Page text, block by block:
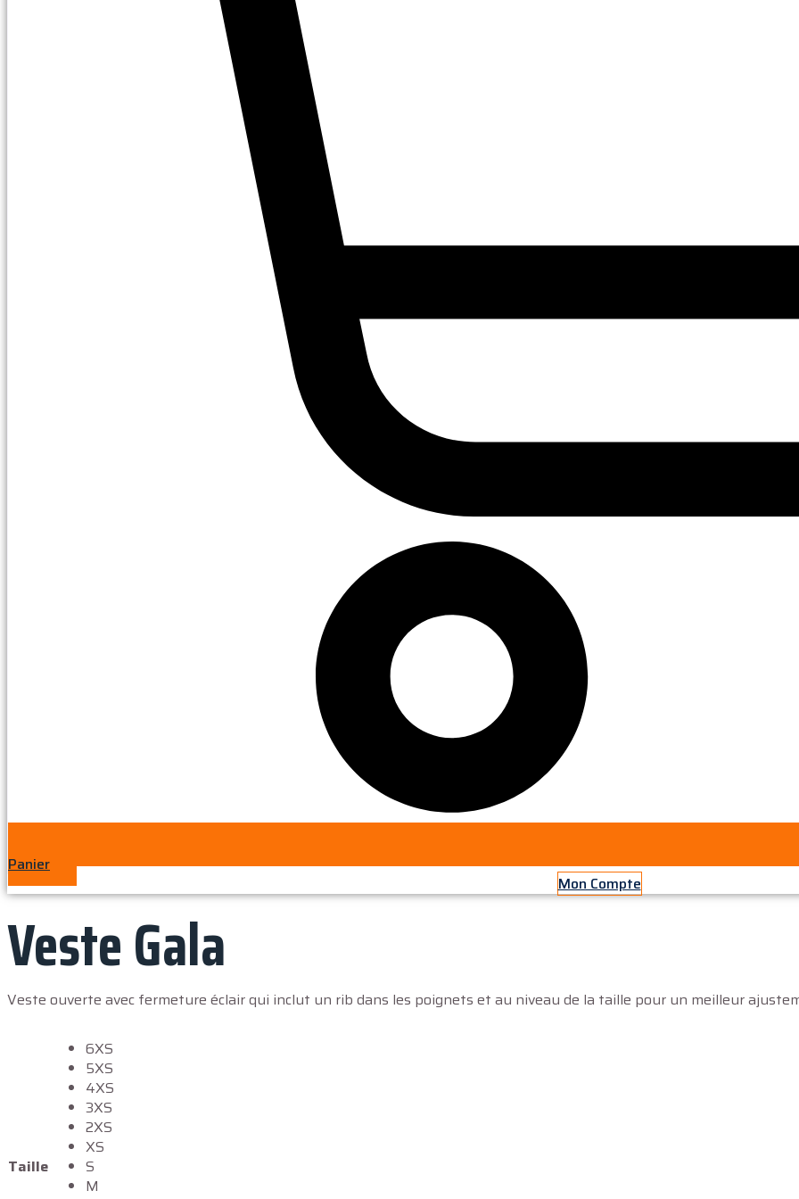
Panier
Mon Compte
Veste Gala
Veste ouverte avec fermeture éclair qui inclut un rib dans les poignets et au niveau de la taille pour un meilleur
Taille
6XS
5XS
4XS
3XS
2XS
XS
S
M